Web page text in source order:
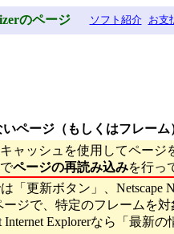
のページ ソフト紹介 お支
ページ（もしくはフレー
ャッシュを使用してページ
ページの再読み込みを行っ
は「更新ボタン」、
ジで、特定のフレームを
Explorerなら「最新